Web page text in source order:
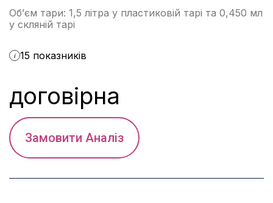
Об’єм тари: 1,5 літра у пластиковій тарі та 0,450 мл
у скляній тарі
15 показників
i
договірна
Замовити Аналіз